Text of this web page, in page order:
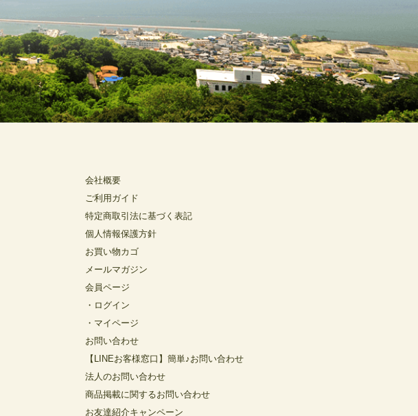
会社概要
ご利用ガイド
特定商取引法に基づく表記
個人情報保護方針
お買い物カゴ
メールマガジン
会員ページ
・ログイン
・マイページ
お問い合わせ
【LINEお客様窓口】簡単♪お問い合わせ
法人のお問い合わせ
商品掲載に関するお問い合わせ
お友達紹介キャンペーン